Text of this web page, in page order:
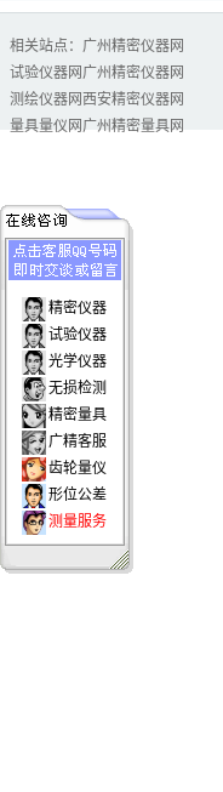
相关站点： 广州精密仪器网
试验仪器网 广州精密仪器网
测绘仪器网 西安精密仪器网
量具量仪网 广州精密量具网
精密仪器
试验仪器
光学仪器
无损检测
精密量具
广精客服
齿轮量仪
形位公差
测量服务